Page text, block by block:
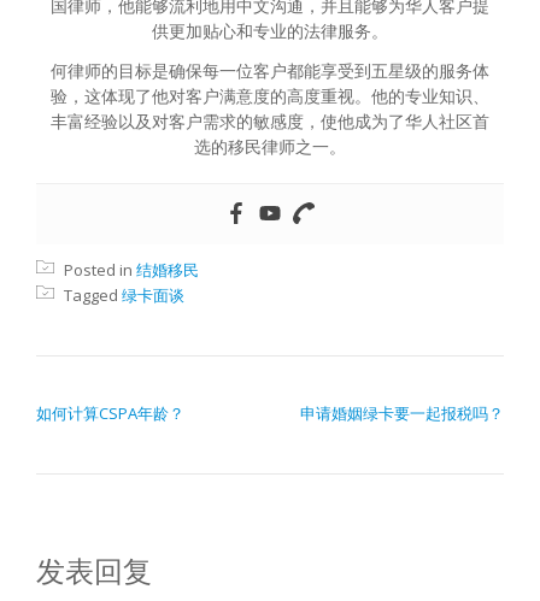
国律师，他能够流利地用中文沟通，并且能够为华人客户提
供更加贴心和专业的法律服务。
何律师的目标是确保每一位客户都能享受到五星级的服务体
验，这体现了他对客户满意度的高度重视。他的专业知识、
丰富经验以及对客户需求的敏感度，使他成为了华人社区首
选的移民律师之一。
Posted in 结婚移民
Tagged 绿卡面谈
如何计算CSPA年龄？ 申请婚姻绿卡要一起报税吗？
发表回复